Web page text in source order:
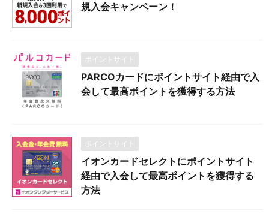
規入会キャンペーン！
ポイントサイト
PARCOカードにポイントサイト経由で入
会して最高ポイントを獲得する方法
ポイントサイト
イオンカードセレクトにポイントサイト
経由で入会して最高ポイントを獲得する
方法